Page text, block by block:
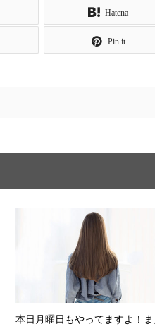
Hatena
Pin it
本日月曜日もやってますよ！